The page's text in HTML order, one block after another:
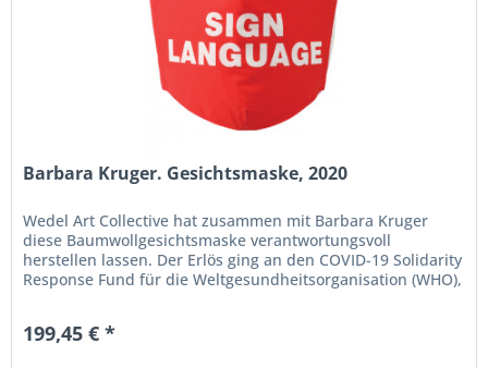
Barbara Kruger. Gesichtsmaske, 2020
Wedel Art Collective hat zusammen mit Barbara Kruger
diese Baumwollgesichtsmaske verantwortungsvoll
herstellen lassen. Der Erlös ging an den COVID-19 Solidarity
Response Fund für die Weltgesundheitsorganisation (WHO),
199,45 € *